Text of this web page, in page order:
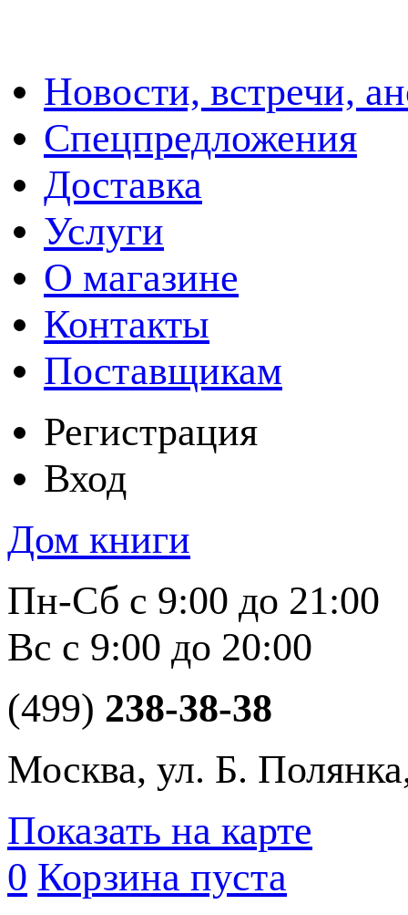
Новости, встречи,
Спецпредложения
Доставка
Услуги
О магазине
Контакты
Поставщикам
Регистрация
Вход
Дом книги
Пн-Сб с 9:00 до 21:00
Вс с 9:00 до 20:00
(499) 238-38-38
Москва, ул. Б.
Показать на карте
0 Корзина пуста